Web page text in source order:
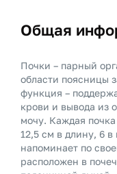
Общая
Почки – парный
области поясницы
функция –
крови и вывода из
мочу. Каждая
12,5 см в длину, 6
напоминает по
расположен в